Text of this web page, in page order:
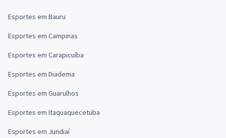
Esportes em Bauru
Esportes em Campinas
Esportes em Carapicuíba
Esportes em Diadema
Esportes em Guarulhos
Esportes em Itaquaquecetuba
Esportes em Jundiaí